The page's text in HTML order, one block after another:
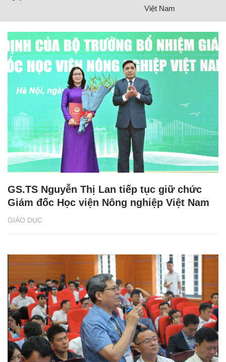
Việt Nam
GIÁO DỤC
GS.TS Nguyễn Thị Lan tiếp tục giữ chức
Giám đốc Học viện Nông nghiệp Việt Nam